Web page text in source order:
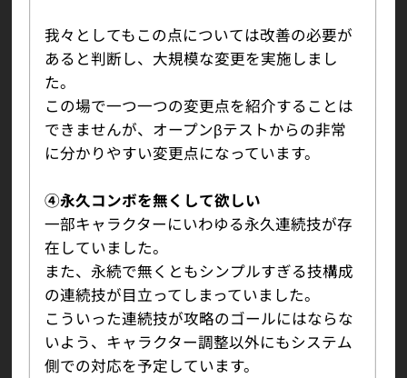
我々としてもこの点については改善の必要が
あると判断し、大規模な変更を実施しまし
た。
この場で一つ一つの変更点を紹介することは
できませんが、オープンβテストからの非常
に分かりやすい変更点になっています。
④永久コンボを無くして欲しい
一部キャラクターにいわゆる永久連続技が存
在していました。
また、永続で無くともシンプルすぎる技構成
の連続技が目立ってしまっていました。
こういった連続技が攻略のゴールにはならな
いよう、キャラクター調整以外にもシステム
側での対応を予定しています。